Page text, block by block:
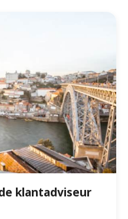
klantadviseur